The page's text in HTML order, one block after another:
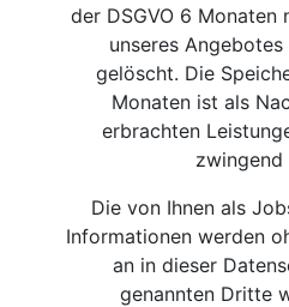
der DSGVO 6
unseres
gelöscht. Die
Monaten ist als
erbrachten
Die von Ihnen als
Informationen werden
an in dieser
genannten Dritte